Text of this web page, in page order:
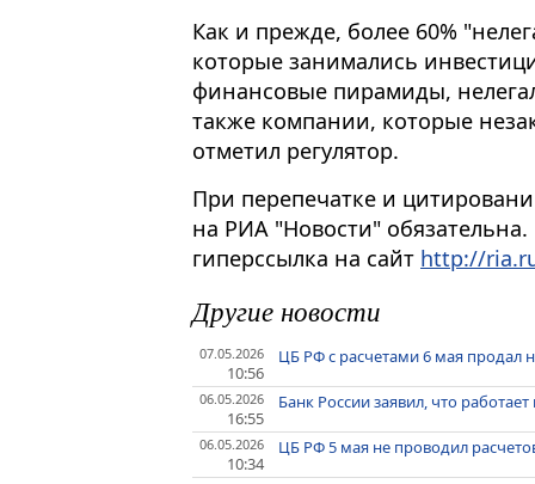
Как и прежде, более 60%
которые занимались
финансовые пирамиды,
также компании, которые
отметил регулятор.
При перепечатке и
на РИА "Новости"
гиперссылка на сайт http://
Другие новости
07.05.2026
10:56
ЦБ РФ с расчетами 6 мая продал
06.05.2026
16:55
Банк России заявил, что
06.05.2026
10:34
ЦБ РФ 5 мая не проводил